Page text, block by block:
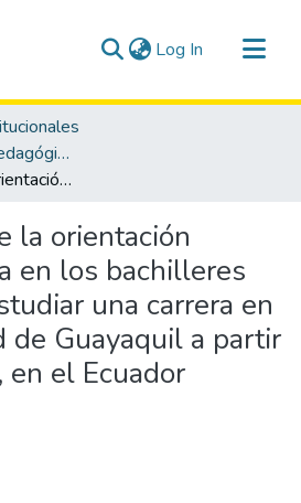
Log In (current)
Revista: Ciencias Pedagógicas e Innovación - CPI / OAI-PMH
Importancia de la orientación profesiográfica en los bachilleres que desean estudiar una carrera en la Universidad de Guayaquil a partir del año 2020, en el Ecuador
la orientación
en los bachilleres
una carrera en
de Guayaquil a partir
el Ecuador